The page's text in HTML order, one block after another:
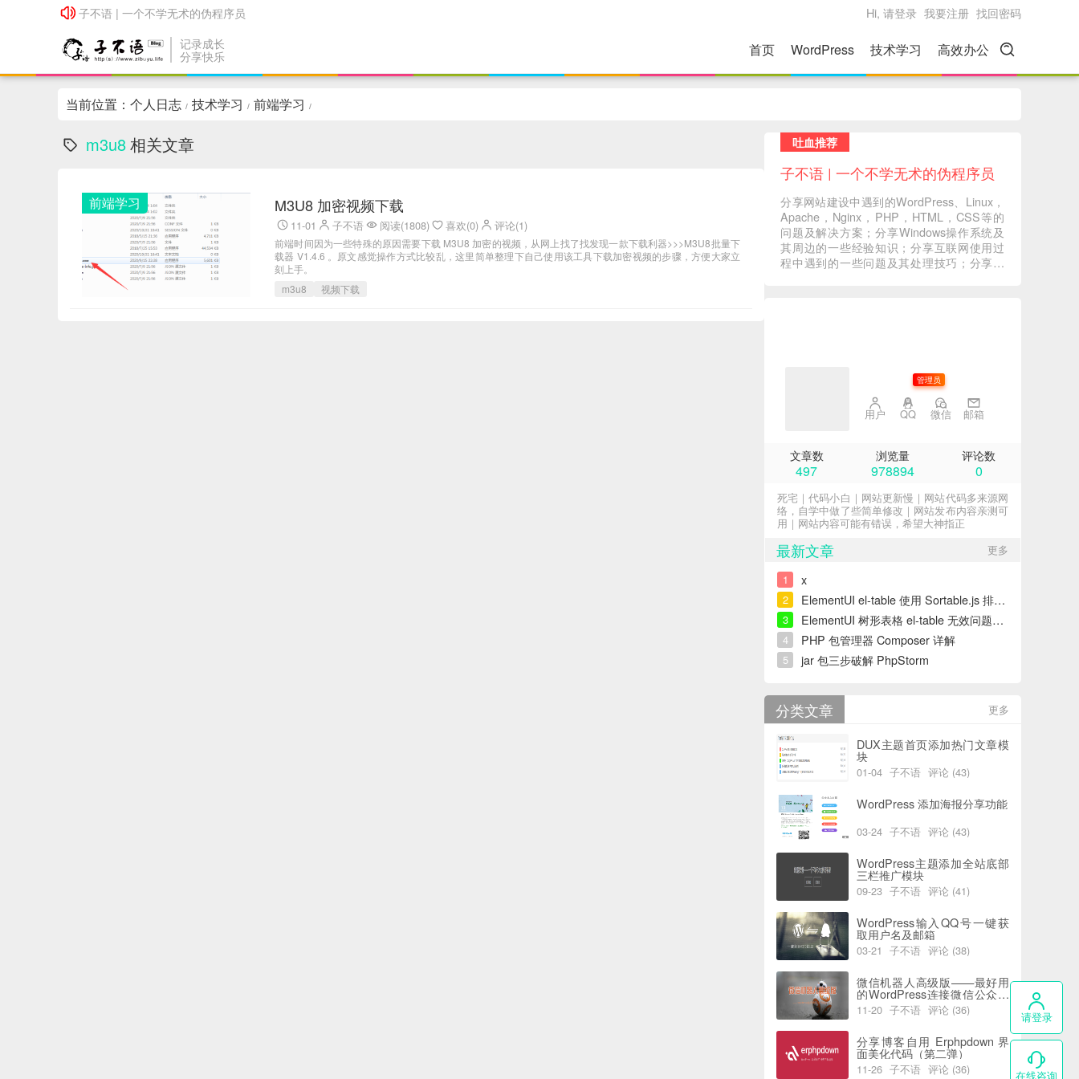
子不语 | 一个不学无术的伪程序员
Hi, 请登录 我要注册 找回密码
记录成长
分享快乐 首页 WordPress 技术学习 高效办公
当前位置： 个人日志 / 技术学习 / 前端学习 /
m3u8相关文章
前端学习 M3U8 加密视频下载
11-01 子不语 阅读(1808) 喜欢(0) 评论(1)
前端时间因为一些特殊的原因需要下载 M3U8 加密的视频，从网上找了找发现一款下载利器>>>M3U8批量下
载器 V1.4.6 。原文感觉操作方式比较乱，这里简单整理下自己使用该工具下载加密视频的步骤，方便大家立
刻上手。
m3u8
视频下载
吐血推荐
子不语 | 一个不学无术的伪程序员
分享网站建设中遇到的WordPress、Linux，
Apache，Nginx，PHP，HTML，CSS等的
问题及解决方案；分享Windows操作系统及
其周边的一些经验知识；分享互联网使用过
程中遇到的一些问题及其处理技巧；分享一
管理员
用户 QQ 微信 邮箱
文章数
497
浏览量
978894
评论数
0
死宅｜代码小白｜网站更新慢｜网站代码多来源网
络，自学中做了些简单修改｜网站发布内容亲测可
用｜网站内容可能有错误，希望大神指正
更多
最新文章
1 x
2 ElementUI el-table 使用 Sortable.js 排序错误解决
3 ElementUI 树形表格 el-table 无效问题解决
4 PHP 包管理器 Composer 详解
5 jar 包三步破解 PhpStorm
更多
分类文章
DUX主题首页添加热门文章模
块
01-04 子不语 评论 (43)
WordPress 添加海报分享功能
03-24 子不语 评论 (43)
WordPress主题添加全站底部
三栏推广模块
09-23 子不语 评论 (41)
WordPress输入QQ号一键获
取用户名及邮箱
03-21 子不语 评论 (38)
微信机器人高级版——最好用
的WordPress连接微信公众号
插件
11-20 子不语 评论 (36)
分享博客自用 Erphpdown 界
面美化代码（第二弹）
11-26 子不语 评论 (36)
请登录
在线咨询